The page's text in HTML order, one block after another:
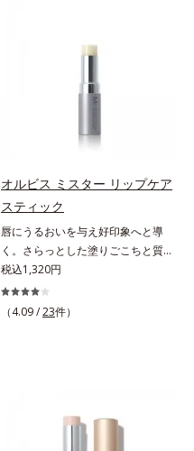
にとり、メイクとしっかりなじませ
ら、水またはぬるま湯でよく洗い流
します。4.その後、洗顔料で洗顔し
商品ページをご覧ください。・
シナジー設計で、あなたのエイジン
の生成を抑え、シミ・ソバカスを防
ぐ（ウォッシュ除く）*2 オルビス
年齢に応じたお手入れのこと*4 う
のなさ*6 乾燥による*7 保湿成分*8
ロニセラカエルレア果汁、ノバラエ
明感に満ちた肌へ導く保湿成分*9
メマツヨイグサ抽出液、スイカズラ
エキス配合＝角層のすみずみまで水
分・油分を保ち、ハリ・ツヤを与え
る保湿成分*10 気持ちのこと各商品
るリップクリームで、顔だけでなく
種類の保湿成分（加水分解コラーゲ
ン、ゲットウ葉エキス）を配合して
の乾燥悩みも解決＆うるおい長持
うカラーで、唇を美しく魅せながら
いので、気兼ねなく使えます。口紅
の下地としてもおすすめです。
オルビス ミスター リップケア
スティック
唇にうるおいを与え好印象へと導
く。さらっとした塗りごこちと質感
で自然で好印象な口元に。さらっと
した軽やかな塗りごこちでありなが
らも、唇にうるおいを与える「モイ
抑えた質感で、自然で好印象な口元
税込1,320円
（4.09 /23件）